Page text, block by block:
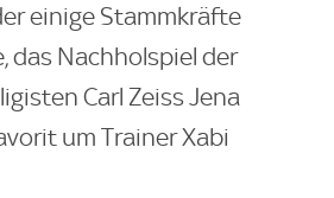
einige Stammkräfte
das Nachholspiel der
Carl Zeiss Jena
um Trainer Xabi